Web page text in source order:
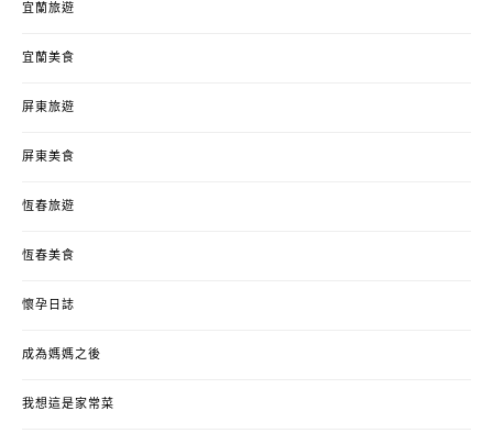
宜蘭旅遊
宜蘭美食
屏東旅遊
屏東美食
恆春旅遊
恆春美食
懷孕日誌
成為媽媽之後
我想這是家常菜